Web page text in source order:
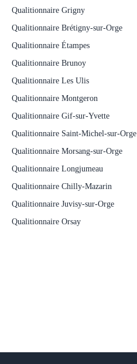
Qualitionnaire Grigny
Qualitionnaire Brétigny-sur-Orge
Qualitionnaire Étampes
Qualitionnaire Brunoy
Qualitionnaire Les Ulis
Qualitionnaire Montgeron
Qualitionnaire Gif-sur-Yvette
Qualitionnaire Saint-Michel-sur-Orge
Qualitionnaire Morsang-sur-Orge
Qualitionnaire Longjumeau
Qualitionnaire Chilly-Mazarin
Qualitionnaire Juvisy-sur-Orge
Qualitionnaire Orsay